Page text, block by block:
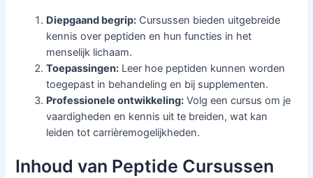
Diepgaand begrip: Cursussen bieden uitgebreide
kennis over peptiden en hun functies in het
menselijk lichaam.
Toepassingen: Leer hoe peptiden kunnen worden
toegepast in behandeling en bij supplementen.
Professionele ontwikkeling: Volg een cursus om je
vaardigheden en kennis uit te breiden, wat kan
leiden tot carrièremogelijkheden.
Inhoud van Peptide Cursussen